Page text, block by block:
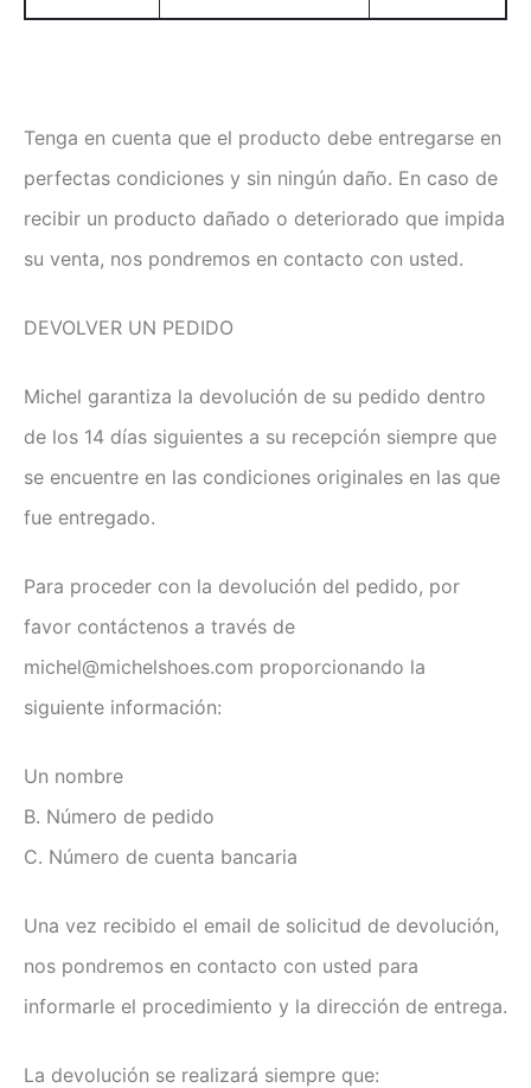
Tenga en cuenta que el producto debe entregarse en
perfectas condiciones y sin ningún daño. En caso de
recibir un producto dañado o deteriorado que impida
su venta, nos pondremos en contacto con usted.
DEVOLVER UN PEDIDO
Michel garantiza la devolución de su pedido dentro
de los 14 días siguientes a su recepción siempre que
se encuentre en las condiciones originales en las que
fue entregado.
Para proceder con la devolución del pedido, por
favor contáctenos a través de
michel@michelshoes.com proporcionando la
siguiente información:
Un nombre
B. Número de pedido
C. Número de cuenta bancaria
Una vez recibido el email de solicitud de devolución,
nos pondremos en contacto con usted para
informarle el procedimiento y la dirección de entrega.
La devolución se realizará siempre que: